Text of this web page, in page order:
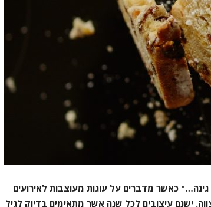
גינה…" כאשר מדברים על עוגות מעוצבות לאירועים
ישנם עיצובים לכל שנה אשר מתאימים בדיוק לגיל